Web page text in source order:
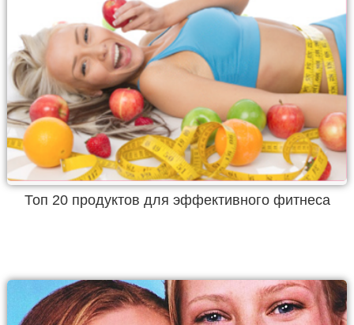
Топ 20 продуктов для эффективного фитнеса